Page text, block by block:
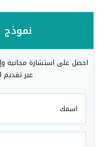
نموذج
احصل على استشارة مجانية
عبر تقديم